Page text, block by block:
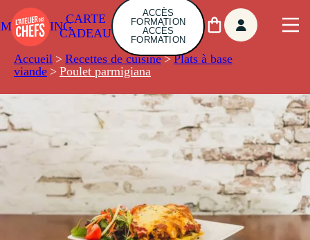
CARTE
CADEAU
ACCÈS
FORMATION
ACCÈS
FORMATION
Accueil > Recettes de cuisine > Plats à base
viande > Poulet parmigiana